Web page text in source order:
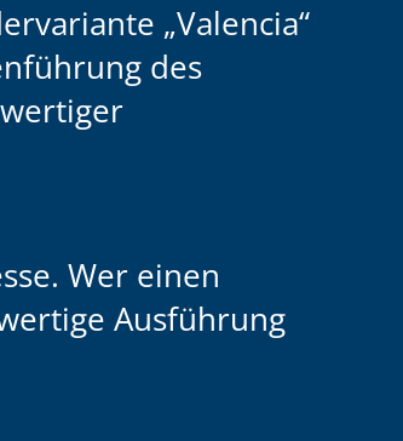
„Valencia“
des
Wer einen
Ausführung